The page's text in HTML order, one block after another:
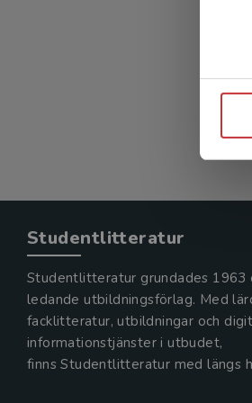
Studentlitteratur
Studentlitteratur grundades 1963
ledande utbildningsförlag. Med
facklitteratur, utbildningar och
informationstjänster i utbudet,
finns Studentlitteratur med längs